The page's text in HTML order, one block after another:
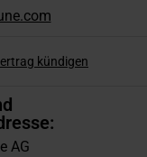
AG
kündigen